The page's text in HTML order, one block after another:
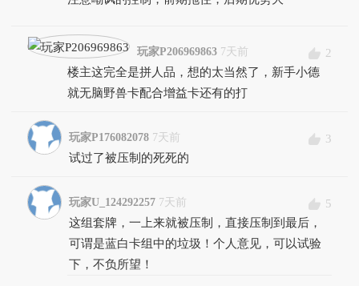
玩家P206969863 7天前
2
楼主这完全是拼人品，想的太当然了，新手小德
就无脑野兽卡配合增益卡还有的打
玩家P176082078 7天前
3
试过了被压制的死死的
玩家U_124292257 7天前
5
这组套牌，一上来就被压制，直接压制到最后，
可谓是蓝白卡组中的垃圾！个人意见，可以试验
下，不负所望！